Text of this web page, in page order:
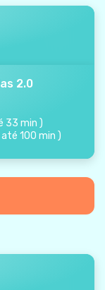
2.0
33 min )
até 100 min )